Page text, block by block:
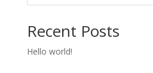
Recent Posts
Hello world!